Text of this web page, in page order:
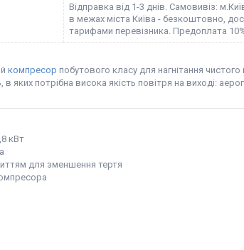
Відправка від 1-3 днів. Самовивіз:
в межах міста Київа - безкоштовно,
тарифами перевізника. Предоплата
компресор побутового класу для нагнітання
яких потрібна висока якість повітря на виході:
кВт
для зменшення тертя